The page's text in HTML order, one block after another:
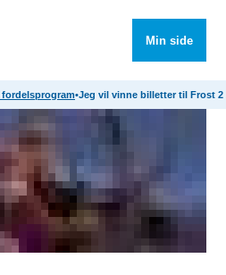
Min side
fordelsprogram•Jeg vil vinne billetter til Frost 2